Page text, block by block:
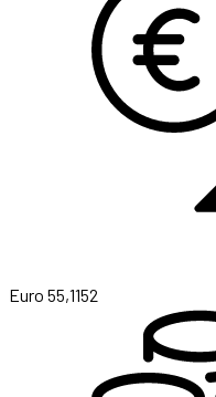
Euro 55,1152